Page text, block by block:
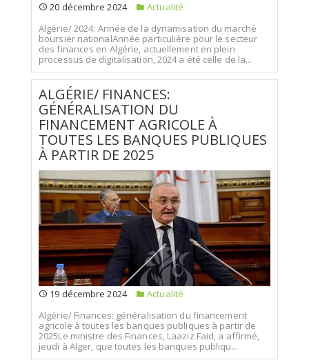
20 décembre 2024
Actualité
Algérie/ 2024: Année de la dynamisation du marché
boursier nationalAnnée particulière pour le secteur
des finances en Algérie, actuellement en plein
processus de digitalisation, 2024 a été celle de la...
ALGÉRIE/ FINANCES:
GÉNÉRALISATION DU
FINANCEMENT AGRICOLE À
TOUTES LES BANQUES PUBLIQUES
À PARTIR DE 2025
19 décembre 2024
Actualité
Algérie/ Finances: généralisation du financement
agricole à toutes les banques publiques à partir de
2025Le ministre des Finances, Laaziz Faid, a affirmé,
jeudi à Alger, que toutes les banques publiqu...